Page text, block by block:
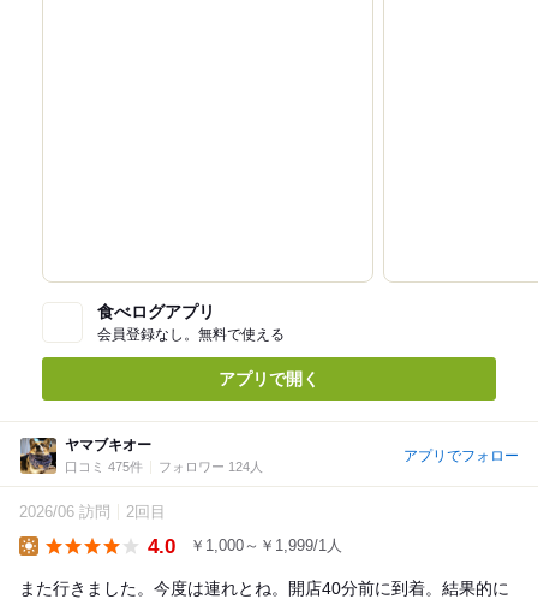
食べログアプリ
会員登録なし。無料で使える
アプリで開く
ヤマブキオー
口コミ 475件 フォロワー 124人
アプリでフォロー
2026/06 訪問 2回目
4.0 ￥1,000～￥1,999/1人
また行きました。今度は連れとね。開店40分前に到着。結果的に